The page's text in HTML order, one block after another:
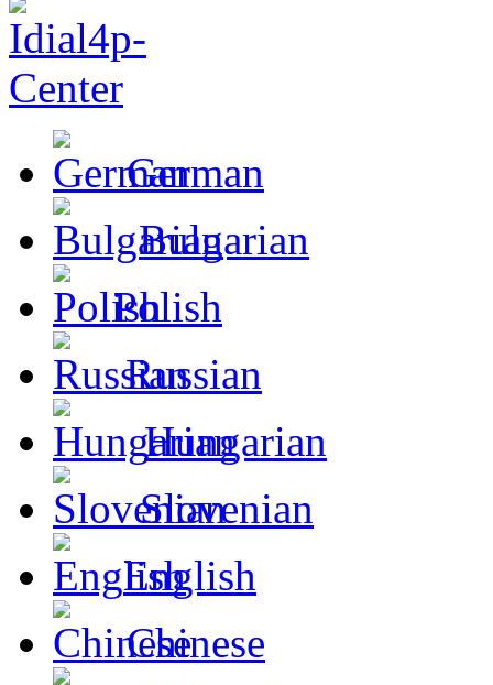
German
Bulgarian
Polish
Russian
Hungarian
Slovenian
English
Chinese